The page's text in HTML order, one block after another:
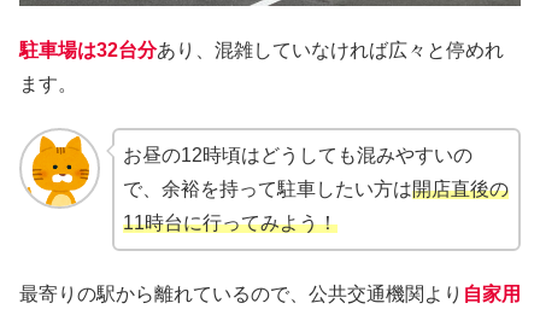
駐車場は32台分あり、混雑していなければ広々と停めれ
ます。
お昼の12時頃はどうしても混みやすいの
で、余裕を持って駐車したい方は開店直後の
11時台に行ってみよう！
最寄りの駅から離れているので、公共交通機関より 自家用